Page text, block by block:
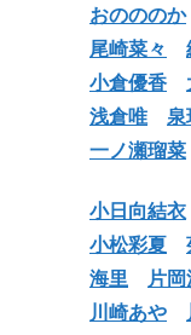
おのののか
尾崎菜々
小倉優香
浅倉唯
泉
一ノ瀬瑠菜
小日向結衣
小松彩夏
海里
片
川崎あや